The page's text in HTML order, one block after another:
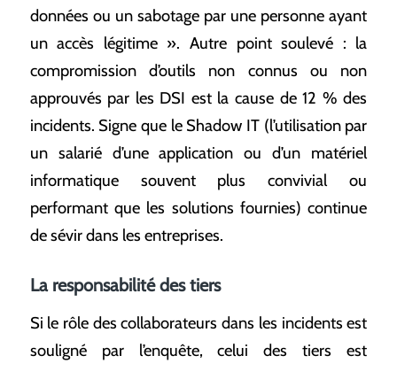
données ou un sabotage par une personne ayant
un accès légitime ». Autre point soulevé : la
compromission d’outils non connus ou non
approuvés par les DSI est la cause de 12 % des
incidents. Signe que le Shadow IT (l’utilisation par
un salarié d’une application ou d’un matériel
informatique souvent plus convivial ou
performant que les solutions fournies) continue
de sévir dans les entreprises.
La responsabilité des tiers
Si le rôle des collaborateurs dans les incidents est
souligné par l’enquête, celui des tiers est